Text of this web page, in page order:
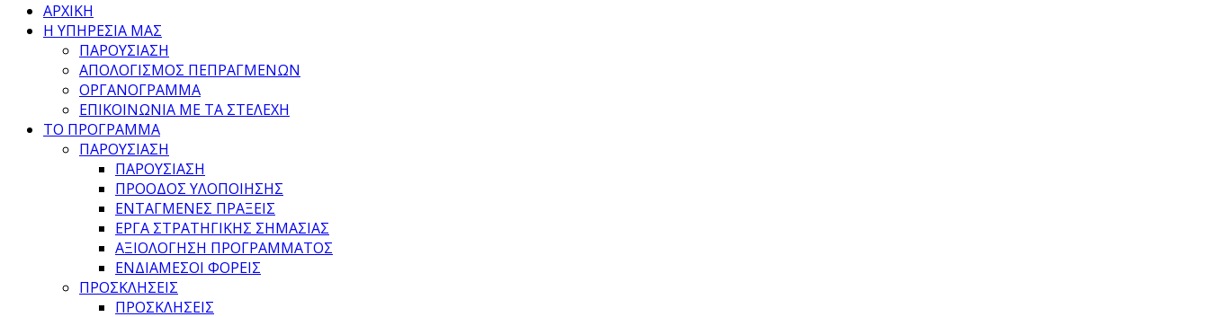
ΑΡΧΙΚΗ
Η ΥΠΗΡΕΣΙΑ ΜΑΣ
ΠΑΡΟΥΣΙΑΣΗ
ΑΠΟΛΟΓΙΣΜΟΣ ΠΕΠΡΑΓΜΕΝΩΝ
ΟΡΓΑΝΟΓΡΑΜΜΑ
ΕΠΙΚΟΙΝΩΝΙΑ ΜΕ ΤΑ ΣΤΕΛΕΧΗ
ΤΟ ΠΡΟΓΡΑΜΜΑ
ΠΑΡΟΥΣΙΑΣΗ
ΠΑΡΟΥΣΙΑΣΗ
ΠΡΟΟΔΟΣ ΥΛΟΠΟΙΗΣΗΣ
ΕΝΤΑΓΜΕΝΕΣ ΠΡΑΞΕΙΣ
ΕΡΓΑ ΣΤΡΑΤΗΓΙΚΗΣ ΣΗΜΑΣΙΑΣ
ΑΞΙΟΛΟΓΗΣΗ ΠΡΟΓΡΑΜΜΑΤΟΣ
ΕΝΔΙΑΜΕΣΟΙ ΦΟΡΕΙΣ
ΠΡΟΣΚΛΗΣΕΙΣ
ΠΡΟΣΚΛΗΣΕΙΣ